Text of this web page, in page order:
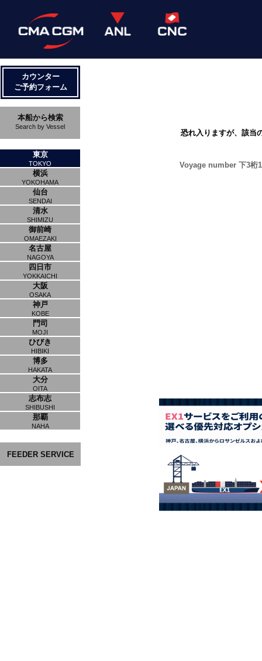
カウンター
ご予約フォーム
本船から検索
Search by Vessel
東京
TOKYO
横浜
YOKOHAMA
仙台
SENDAI
清水
SHIMIZU
御前崎
OMAEZAKI
名古屋
NAGOYA
四日市
YOKKAICHI
大阪
OSAKA
神戸
KOBE
門司
MOJI
ひびき
HIBIKI
博多
HAKATA
大分
OITA
志布志
SHIBUSHI
那覇
NAHA
FEEDER SERVICE
恐れ入りますが、該当
Voyage number 下3桁